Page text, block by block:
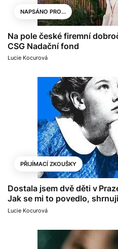
NAPSÁNO PRO...
Na pole české firemní
CSG Nadační fond
Lucie Kocurová
PŘIJÍMACÍ ZKOUŠKY
Dostala jsem dvě děti v
Jak se mi to povedlo,
Lucie Kocurová